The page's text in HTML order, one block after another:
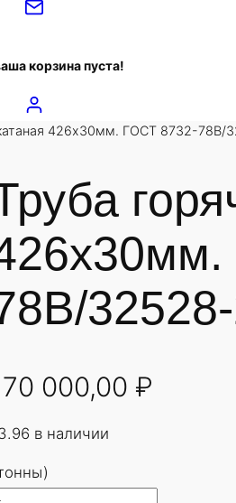
корзина пуста!
426х30мм. ГОСТ 8732-78В/
000,00 ₽
в наличии